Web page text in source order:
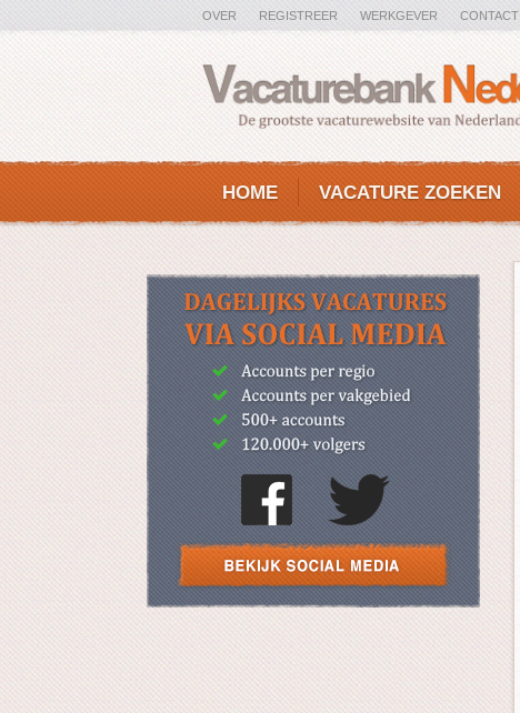
OVER REGISTREER WERKGEVER CONTACT
HOME VACATURE ZOEKEN